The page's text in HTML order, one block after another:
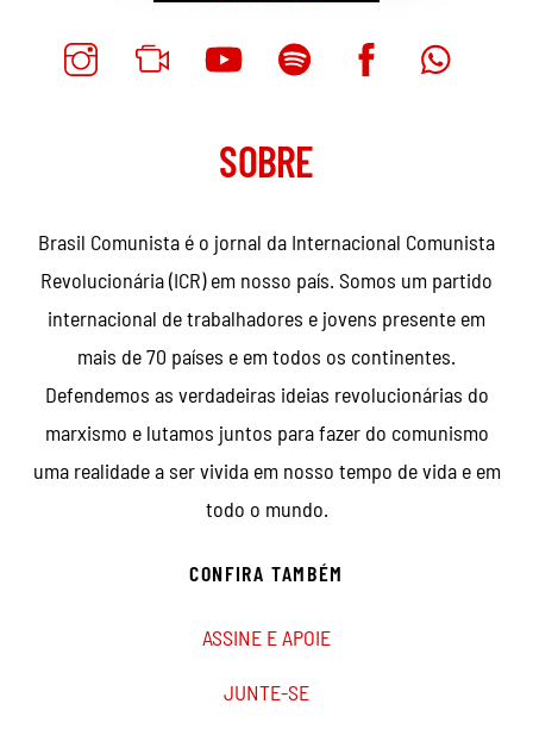
SOBRE
Brasil Comunista é o jornal da Internacional Comunista
Revolucionária (ICR) em nosso país. Somos um partido
internacional de trabalhadores e jovens presente em
mais de 70 países e em todos os continentes.
Defendemos as verdadeiras ideias revolucionárias do
marxismo e lutamos juntos para fazer do comunismo
uma realidade a ser vivida em nosso tempo de vida e em
todo o mundo.
CONFIRA TAMBÉM
ASSINE E APOIE
JUNTE-SE